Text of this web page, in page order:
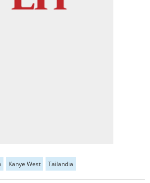
Kanye West Tailandia